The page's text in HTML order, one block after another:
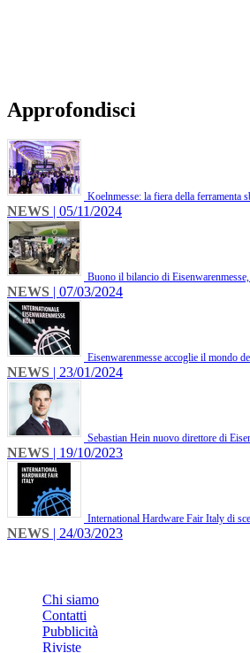
Approfondisci
Koelnmesse: la fiera della ferramenta
NEWS | 05/11/2024
Buono il bilancio di
NEWS | 07/03/2024
Eisenwarenmesse accoglie il mondo
NEWS | 23/01/2024
Sebastian Hein nuovo direttore di
NEWS | 19/10/2023
International Hardware Fair Italy di
NEWS | 24/03/2023
Chi siamo
Contatti
Pubblicità
Riviste